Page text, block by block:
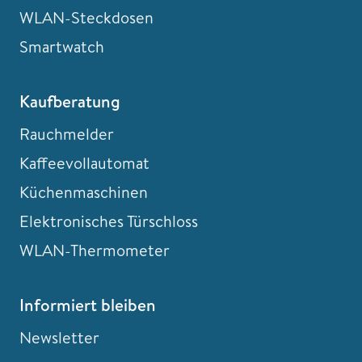
WLAN-Steckdosen
Smartwatch
Kaufberatung
Rauchmelder
Kaffeevollautomat
Küchenmaschinen
Elektronisches Türschloss
WLAN-Thermometer
Informiert bleiben
Newsletter